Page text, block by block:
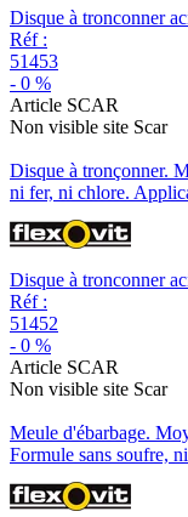
Disque à tronconner
Réf :
51453
- 0 %
Article SCAR
Non visible site Scar
Disque à tronçonner.
ni fer, ni chlore.
Disque à tronconner
Réf :
51452
- 0 %
Article SCAR
Non visible site Scar
Meule d'ébarbage.
Formule sans soufre,